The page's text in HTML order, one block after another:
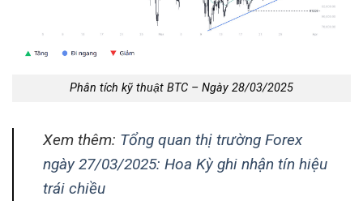
Phân tích kỹ thuật BTC – Ngày 28/03/2025
Xem thêm: Tổng quan thị trường Forex
ngày 27/03/2025: Hoa Kỳ ghi nhận tín hiệu
trái chiều